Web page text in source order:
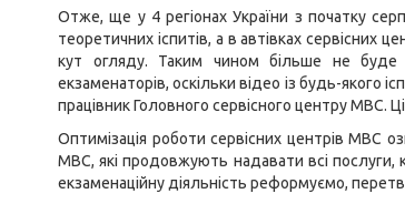
Отже, ще у 4 регіонах України з початку
теоретичних іспитів, а в автівках сервісних
кут огляду. Таким чином більше не буде
екзаменаторів, оскільки відео із будь-якого
працівник Головного сервісного центру МВС.
Оптимізація роботи сервісних центрів МВС
МВС, які продовжують надавати всі послуги,
екзаменаційну діяльність реформуємо,